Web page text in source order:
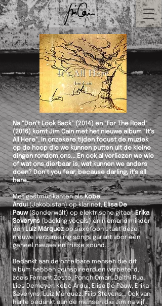
Na "Don’t Look Back" (2014) en "For The Road"
(2016) komt Jim Cain met het nieuwe album "It’s
All Here". In onzekere tijden focust de muziek
op de hoop die we kunnen putten uit de kleine
dingen rondom ons... En ook al verliezen we wie
of wat ons dierbaar is, wat kunnen we anders
doen? Don’t you fear, because darling, it’s all
here…
Met gastmuzikanten alsKobe
Ardui(Jakobistan) op klarinet,Elisa De
Pauw(Sonderwålt) op elektrische gitaar,Erika
Severyns (backing vocals) en niemand minder
dan Luiz Márquezop saxofoon staat deze
nieuwe verzameling songs garant voor een
geheel nieuwe en frisse sound...
Bedankt aan de ontelbare mensen die dit
album hebben geïnspireerd en verbeterd,
zoals Fernant Zeste, Ponch Oman, Daithi Rua,
Lies Demeyer, Kobe Ardui, Elisa De Pauw, Erika
Severyns, Luiz Márquez, Filip Stevens… Ook van
harte bedankt aan de mensen die Jim na vijf